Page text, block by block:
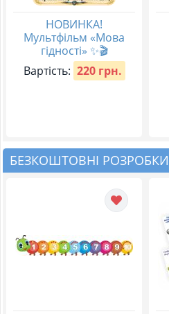
НОВИНКА!
Мультфільм «Мова
гідності» ✨🎬
Вартість: 220 грн.
БЕЗКОШТОВНІ РОЗРОБКИ